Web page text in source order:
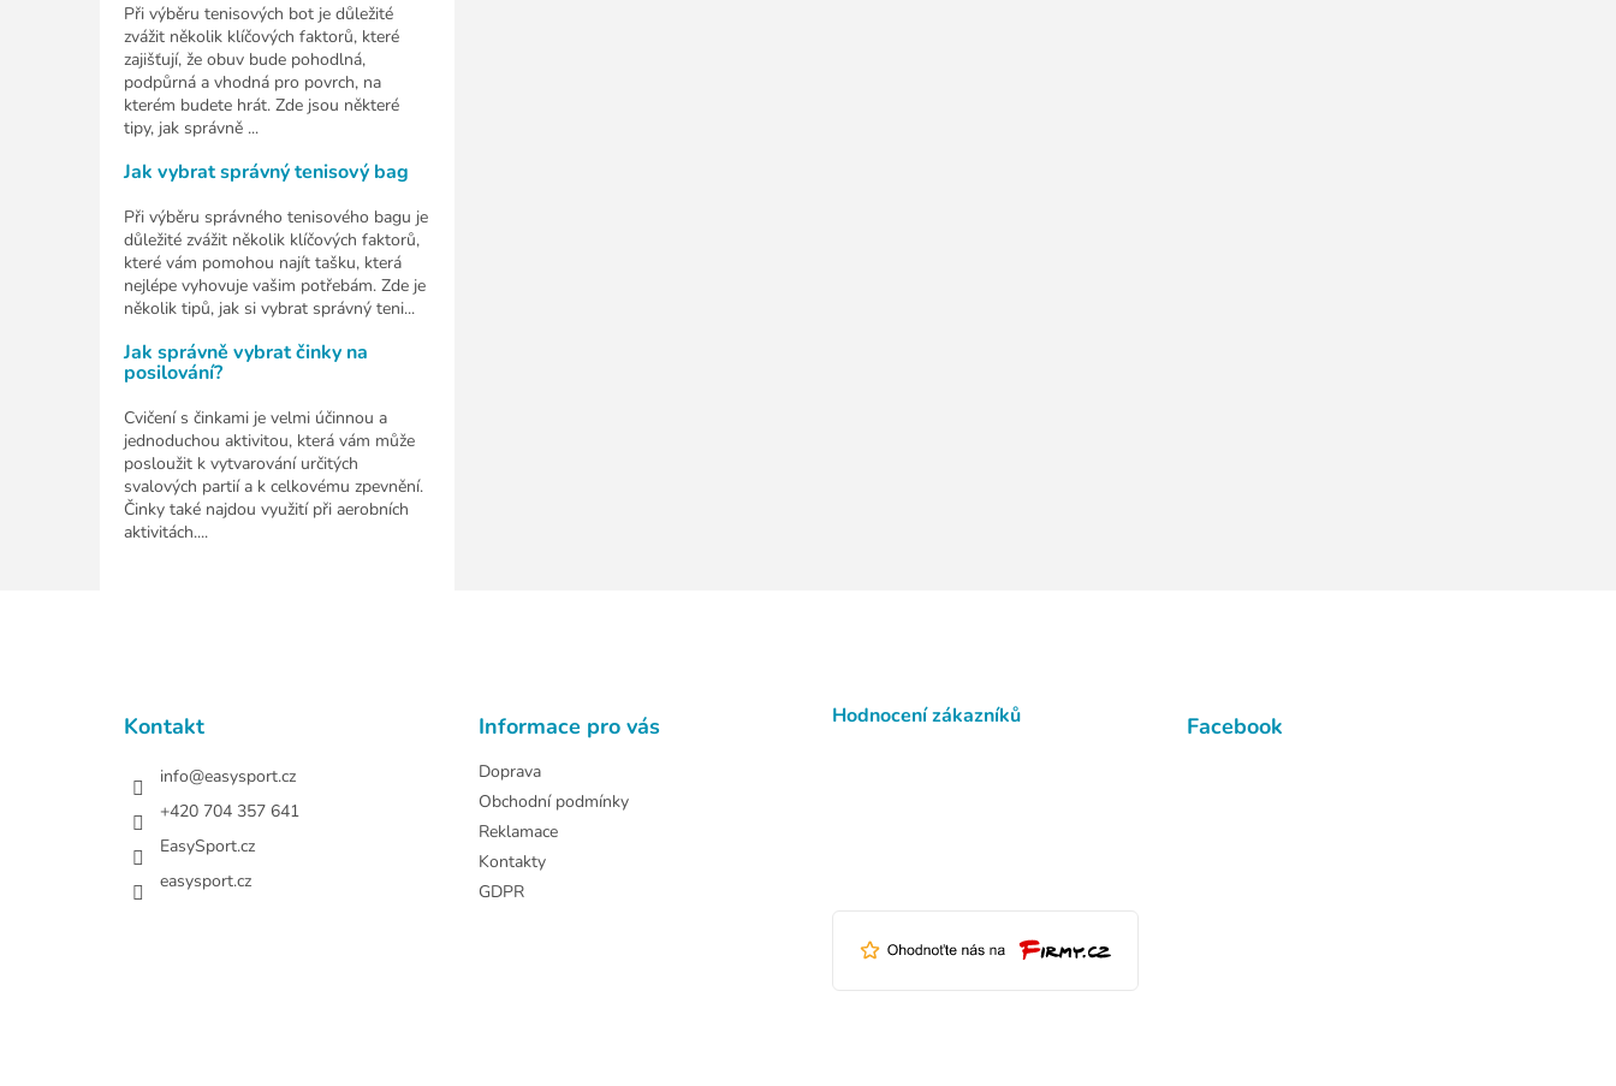
Při výběru tenisových bot je důležité
zvážit několik klíčových faktorů, které
zajišťují, že obuv bude pohodlná,
podpůrná a vhodná pro povrch, na
kterém budete hrát. Zde jsou některé
tipy, jak správně ...
Jak vybrat správný tenisový bag
Při výběru správného tenisového bagu je
důležité zvážit několik klíčových faktorů,
které vám pomohou najít tašku, která
nejlépe vyhovuje vašim potřebám. Zde je
několik tipů, jak si vybrat správný teni...
Jak správně vybrat činky na
posilování?
Cvičení s činkami je velmi účinnou a
jednoduchou aktivitou, která vám může
posloužit k vytvarování určitých
svalových partií a k celkovému zpevnění.
Činky také najdou využití při aerobních
aktivitách....
Kontakt
info@easysport.cz
+420 704 357 641
EasySport.cz
easysport.cz
Informace pro vás
Doprava
Obchodní podmínky
Reklamace
Kontakty
GDPR
Hodnocení zákazníků Facebook